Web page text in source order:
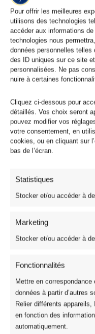
Pour offrir les meilleures
utilisons des technologies
accéder aux informations
technologies nous
données personnelles
des ID uniques sur ce site
personnalisées. Ne pas
nuire à certaines
Cliquez ci-dessous pour
détaillés. Vos choix seront
pouvez modifier vos
votre consentement, en
cookies, ou en cliquant sur
bas de l’écran.
Statistiques
Stocker et/ou accéder à
Marketing
Stocker et/ou accéder à
Fonctionnalités
Mettre en correspondance
données à partir d’autres
Relier différents appareils,
en fonction des
automatiquement.
Nappe en Coton Enduit
44,95€ – 119,95
42,95€
à